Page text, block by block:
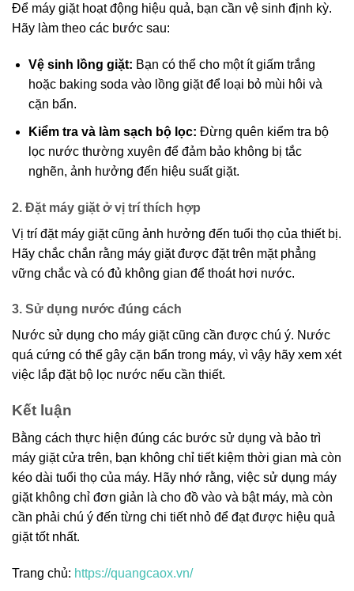
Để máy giặt hoạt động hiệu quả, bạn cần vệ sinh định kỳ.
Hãy làm theo các bước sau:
Vệ sinh lồng giặt: Bạn có thể cho một ít giấm trắng
hoặc baking soda vào lồng giặt để loại bỏ mùi hôi và
cặn bẩn.
Kiểm tra và làm sạch bộ lọc: Đừng quên kiểm tra bộ
lọc nước thường xuyên để đảm bảo không bị tắc
nghẽn, ảnh hưởng đến hiệu suất giặt.
2. Đặt máy giặt ở vị trí thích hợp
Vị trí đặt máy giặt cũng ảnh hưởng đến tuổi thọ của thiết bị.
Hãy chắc chắn rằng máy giặt được đặt trên mặt phẳng
vững chắc và có đủ không gian để thoát hơi nước.
3. Sử dụng nước đúng cách
Nước sử dụng cho máy giặt cũng cần được chú ý. Nước
quá cứng có thể gây cặn bẩn trong máy, vì vậy hãy xem xét
việc lắp đặt bộ lọc nước nếu cần thiết.
Kết luận
Bằng cách thực hiện đúng các bước sử dụng và bảo trì
máy giặt cửa trên, bạn không chỉ tiết kiệm thời gian mà còn
kéo dài tuổi thọ của máy. Hãy nhớ rằng, việc sử dụng máy
giặt không chỉ đơn giản là cho đồ vào và bật máy, mà còn
cần phải chú ý đến từng chi tiết nhỏ để đạt được hiệu quả
giặt tốt nhất.
Trang chủ: https://quangcaox.vn/